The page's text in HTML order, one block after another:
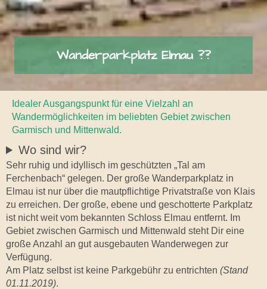
Wanderparkplatz Elmau ??
Idealer Ausgangspunkt für eine Vielzahl an
Wandermöglichkeiten im beliebten Gebiet zwischen
Garmisch und Mittenwald.
Wo sind wir?
Sehr ruhig und idyllisch im geschützten „Tal am
Ferchenbach“ gelegen. Der große Wanderparkplatz in
Elmau ist nur über die mautpflichtige Privatstraße von Klais
zu erreichen. Der große, ebene und geschotterte Parkplatz
ist nicht weit vom bekannten Schloss Elmau entfernt. Im
Gebiet zwischen Garmisch und Mittenwald steht Dir eine
große Anzahl an gut ausgebauten Wanderwegen zur
Verfügung.
Am Platz selbst ist keine Parkgebühr zu entrichten (Stand
01.11.2019).